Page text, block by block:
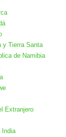
y Tierra Santa
de Namibia
Extranjero
India